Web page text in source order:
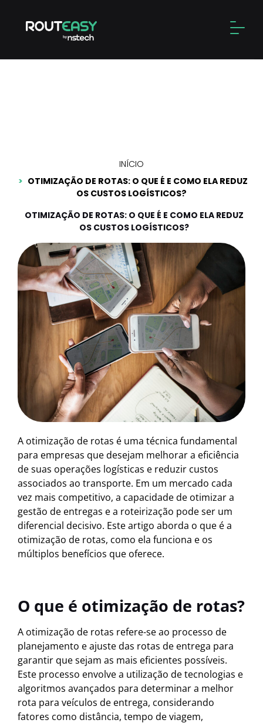
content
INÍCIO
OTIMIZAÇÃO DE ROTAS: O QUE É E COMO ELA REDUZ
OS CUSTOS LOGÍSTICOS?
OTIMIZAÇÃO DE ROTAS: O QUE É E COMO ELA REDUZ
OS CUSTOS LOGÍSTICOS?
A otimização de rotas é uma técnica fundamental
para empresas que desejam melhorar a eficiência
de suas operações logísticas e reduzir custos
associados ao transporte. Em um mercado cada
vez mais competitivo, a capacidade de otimizar a
gestão de entregas e a roteirização pode ser um
diferencial decisivo. Este artigo aborda o que é a
otimização de rotas, como ela funciona e os
múltiplos benefícios que oferece.
O que é otimização de rotas?
A otimização de rotas refere-se ao processo de
planejamento e ajuste das rotas de entrega para
garantir que sejam as mais eficientes possíveis.
Este processo envolve a utilização de tecnologias e
algoritmos avançados para determinar a melhor
rota para veículos de entrega, considerando
fatores como distância, tempo de viagem,